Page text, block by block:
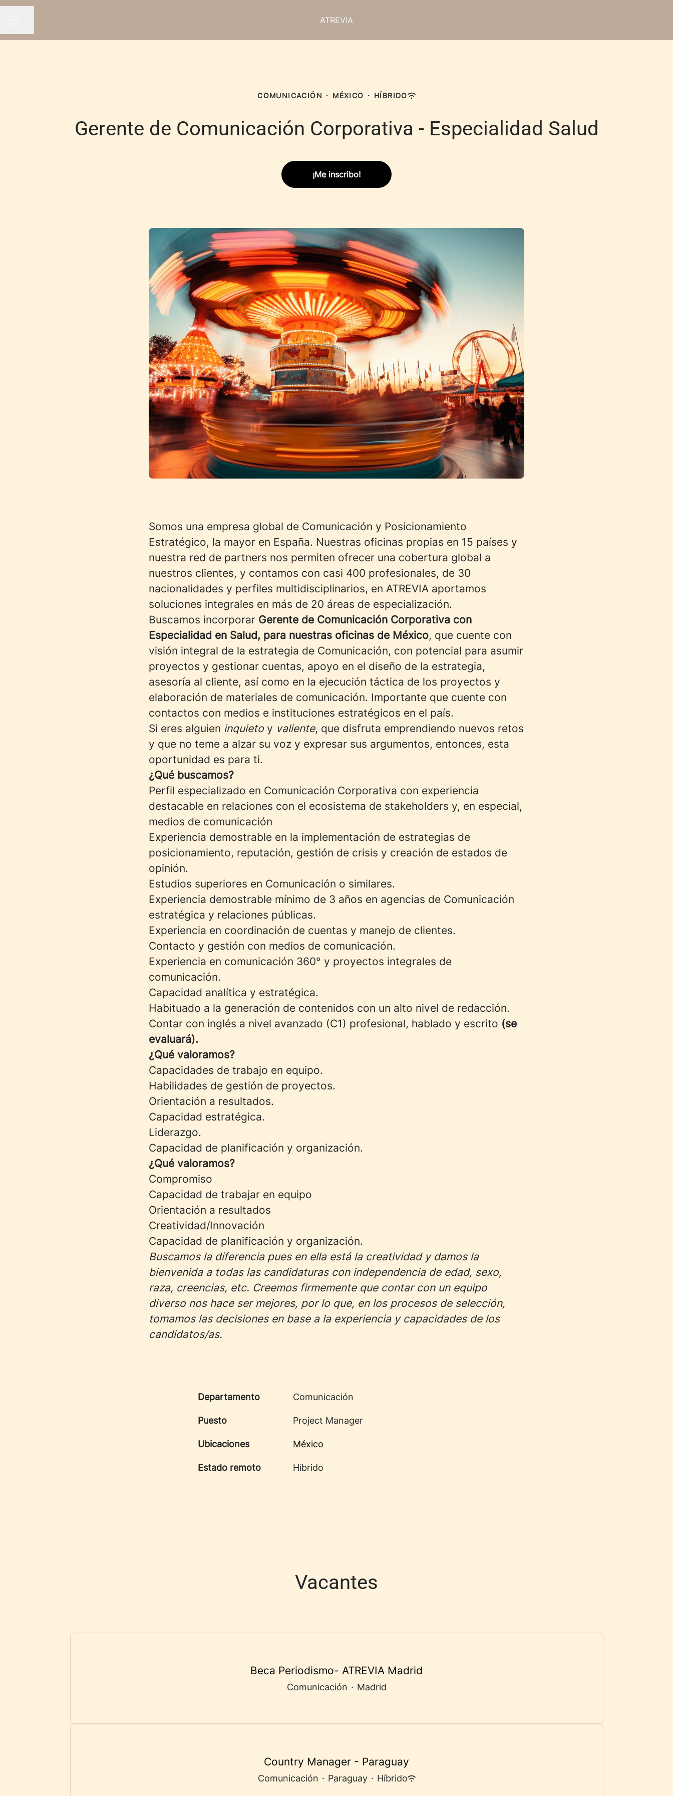
ATREVIA
COMUNICACIÓN · MÉXICO · HÍBRIDO
Gerente de Comunicación Corporativa - Especialidad Salud
¡Me inscribo!
Somos una empresa global de Comunicación y Posicionamiento
Estratégico, la mayor en España. Nuestras oficinas propias en 15 países y
nuestra red de partners nos permiten ofrecer una cobertura global a
nuestros clientes, y contamos con casi 400 profesionales, de 30
nacionalidades y perfiles multidisciplinarios, en ATREVIA aportamos
soluciones integrales en más de 20 áreas de especialización.
Buscamos incorporar Gerente de Comunicación Corporativa con
Especialidad en Salud, para nuestras oficinas de México, que cuente con
visión integral de la estrategia de Comunicación, con potencial para asumir
proyectos y gestionar cuentas, apoyo en el diseño de la estrategia,
asesoría al cliente, así como en la ejecución táctica de los proyectos y
elaboración de materiales de comunicación. Importante que cuente con
contactos con medios e instituciones estratégicos en el país.
Si eres alguien inquieto y valiente, que disfruta emprendiendo nuevos retos
y que no teme a alzar su voz y expresar sus argumentos, entonces, esta
oportunidad es para ti.
¿Qué buscamos?
Perfil especializado en Comunicación Corporativa con experiencia
destacable en relaciones con el ecosistema de stakeholders y, en especial,
medios de comunicación
Experiencia demostrable en la implementación de estrategias de
posicionamiento, reputación, gestión de crisis y creación de estados de
opinión.
Estudios superiores en Comunicación o similares.
Experiencia demostrable mínimo de 3 años en agencias de Comunicación
estratégica y relaciones públicas.
Experiencia en coordinación de cuentas y manejo de clientes.
Contacto y gestión con medios de comunicación.
Experiencia en comunicación 360° y proyectos integrales de
comunicación.
Capacidad analítica y estratégica.
Habituado a la generación de contenidos con un alto nivel de redacción.
Contar con inglés a nivel avanzado (C1) profesional, hablado y escrito (se
evaluará).
¿Qué valoramos?
Capacidades de trabajo en equipo.
Habilidades de gestión de proyectos.
Orientación a resultados.
Capacidad estratégica.
Liderazgo.
Capacidad de planificación y organización.
¿Qué valoramos?
Compromiso
Capacidad de trabajar en equipo
Orientación a resultados
Creatividad/Innovación
Capacidad de planificación y organización.
Buscamos la diferencia pues en ella está la creatividad y damos la
bienvenida a todas las candidaturas con independencia de edad, sexo,
raza, creencias, etc. Creemos firmemente que contar con un equipo
diverso nos hace ser mejores, por lo que, en los procesos de selección,
tomamos las decisiones en base a la experiencia y capacidades de los
candidatos/as.
Departamento Comunicación
Puesto Project Manager
Ubicaciones México
Estado remoto Híbrido
Vacantes
Beca Periodismo- ATREVIA Madrid
Comunicación · Madrid
Country Manager - Paraguay
Comunicación · Paraguay · Híbrido